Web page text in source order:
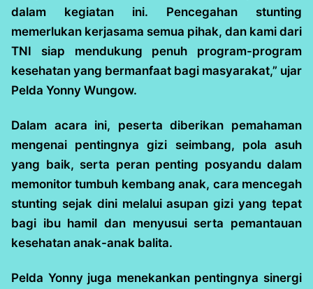
dalam kegiatan ini. Pencegahan stunting
memerlukan kerjasama semua pihak, dan kami dari
TNI siap mendukung penuh program-program
kesehatan yang bermanfaat bagi masyarakat,” ujar
Pelda Yonny Wungow.
Dalam acara ini, peserta diberikan pemahaman
mengenai pentingnya gizi seimbang, pola asuh
yang baik, serta peran penting posyandu dalam
memonitor tumbuh kembang anak, cara mencegah
stunting sejak dini melalui asupan gizi yang tepat
bagi ibu hamil dan menyusui serta pemantauan
kesehatan anak-anak balita.
Pelda Yonny juga menekankan pentingnya sinergi